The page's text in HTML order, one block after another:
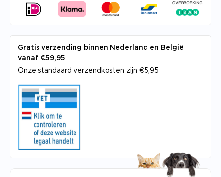
Gratis verzending binnen Nederland en België
vanaf €59,95
Onze standaard verzendkosten zijn €5,95